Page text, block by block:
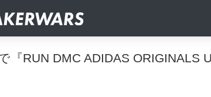
『RUN DMC ADIDAS ORIGINALS